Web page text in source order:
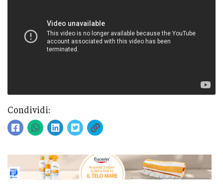
Condividi: